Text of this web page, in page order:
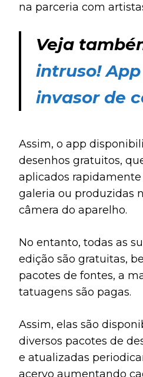
na parceria com
Veja
intruso!
invasor de
Assim, o app
desenhos gratuitos,
aplicados
galeria ou produzidas
câmera do aparelho.
No entanto, todas as
edição são gratuitas,
pacotes de fontes, a
tatuagens são pagas.
Assim, elas são
diversos pacotes de
e atualizadas
acervo aumentando